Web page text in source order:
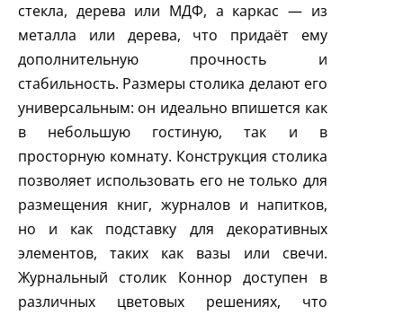
стекла, дерева или МДФ, а каркас — из
металла или дерева, что придаёт ему
дополнительную прочность и
стабильность. Размеры столика делают его
универсальным: он идеально впишется как
в небольшую гостиную, так и в
просторную комнату. Конструкция столика
позволяет использовать его не только для
размещения книг, журналов и напитков,
но и как подставку для декоративных
элементов, таких как вазы или свечи.
Журнальный столик Коннор доступен в
различных цветовых решениях, что